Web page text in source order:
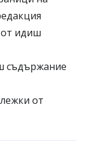
от идиш
съдържание
от